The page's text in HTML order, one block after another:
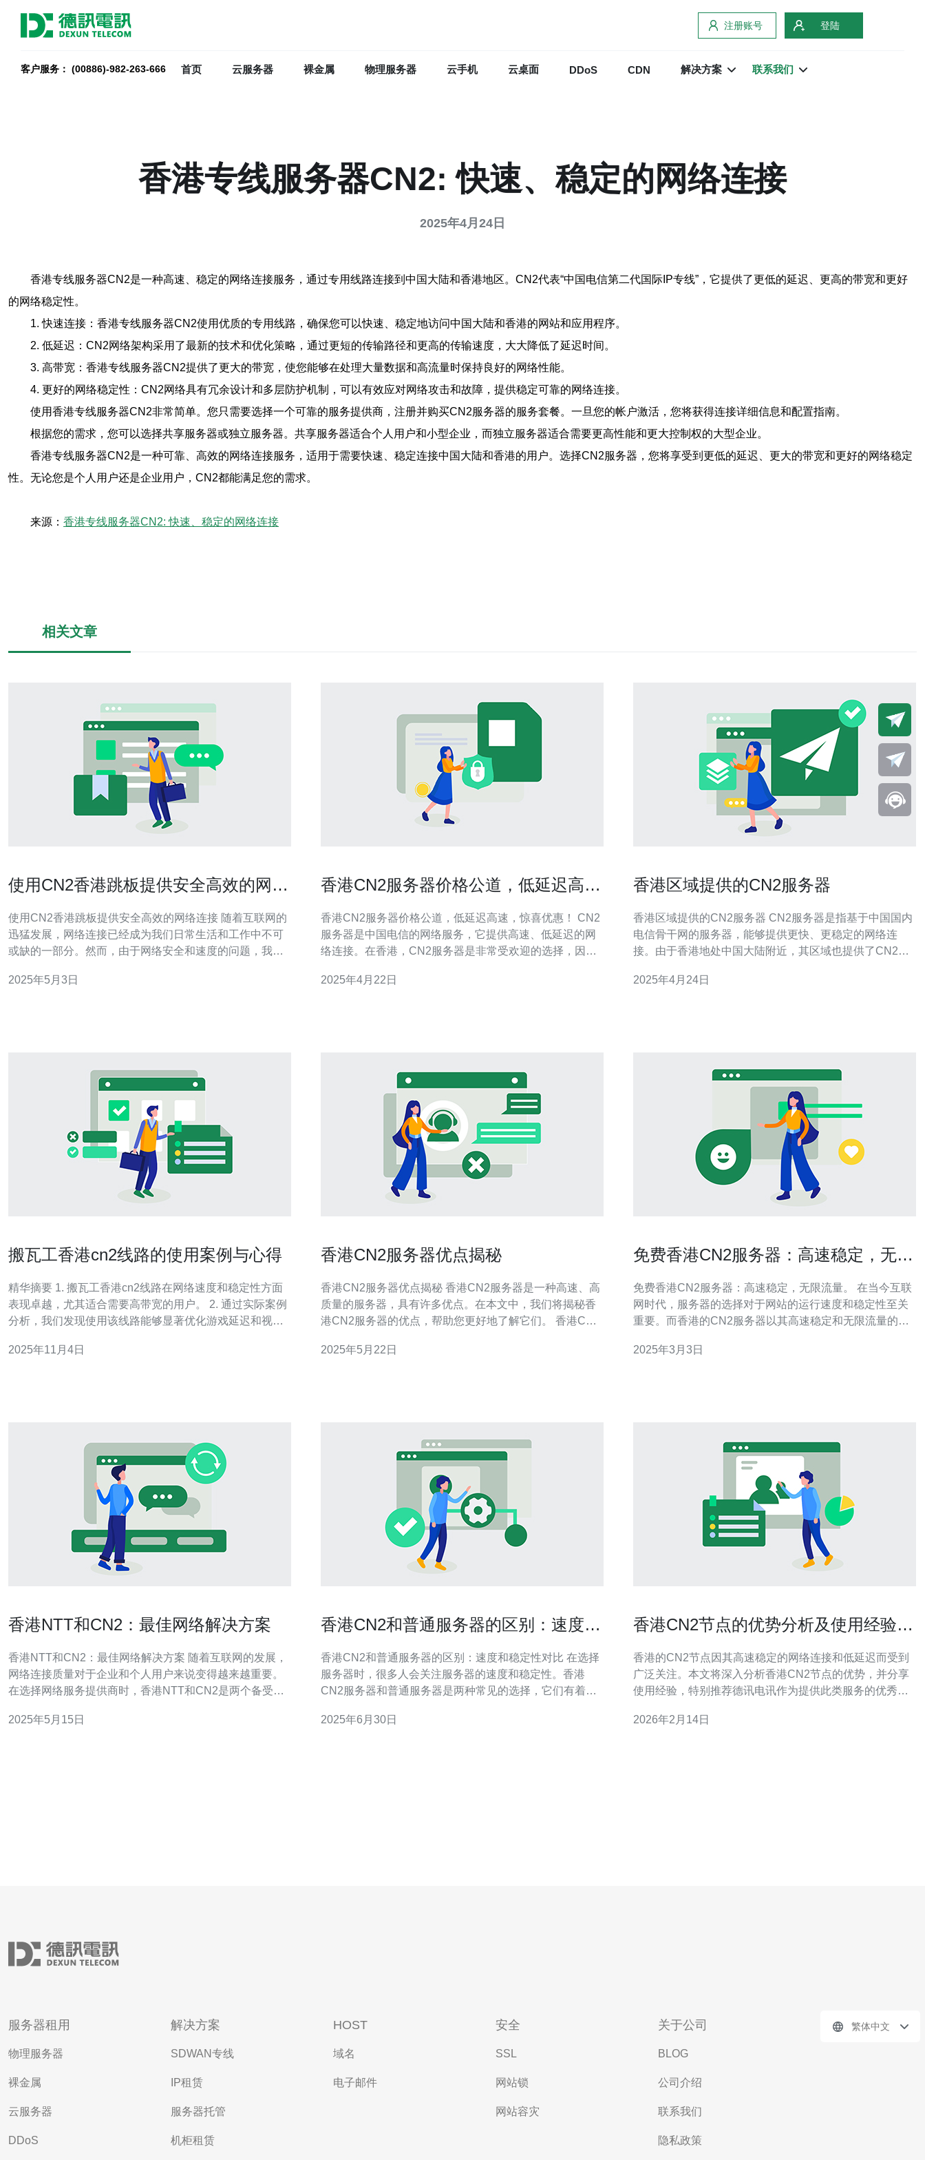
注册账号 登陆
客户服务： (00886)-982-263-666 首页 云服务器 裸金属 物理服务器 云手机 云桌面 DDoS CDN 解决方案 联系我们
香港专线服务器CN2: 快速、稳定的网络连接
2025年4月24日
香港专线服务器CN2是一种高速、稳定的网络连接服务，通过专用线路连接到中国大陆和香港地区。CN2代表“中国电信第二代国际IP专线”，它提供了更低的延迟、更高的带宽和更好
的网络稳定性。
1. 快速连接：香港专线服务器CN2使用优质的专用线路，确保您可以快速、稳定地访问中国大陆和香港的网站和应用程序。
2. 低延迟：CN2网络架构采用了最新的技术和优化策略，通过更短的传输路径和更高的传输速度，大大降低了延迟时间。
3. 高带宽：香港专线服务器CN2提供了更大的带宽，使您能够在处理大量数据和高流量时保持良好的网络性能。
4. 更好的网络稳定性：CN2网络具有冗余设计和多层防护机制，可以有效应对网络攻击和故障，提供稳定可靠的网络连接。
使用香港专线服务器CN2非常简单。您只需要选择一个可靠的服务提供商，注册并购买CN2服务器的服务套餐。一旦您的帐户激活，您将获得连接详细信息和配置指南。
根据您的需求，您可以选择共享服务器或独立服务器。共享服务器适合个人用户和小型企业，而独立服务器适合需要更高性能和更大控制权的大型企业。
香港专线服务器CN2是一种可靠、高效的网络连接服务，适用于需要快速、稳定连接中国大陆和香港的用户。选择CN2服务器，您将享受到更低的延迟、更大的带宽和更好的网络稳定
性。无论您是个人用户还是企业用户，CN2都能满足您的需求。
来源： 香港专线服务器CN2: 快速、稳定的网络连接
相关文章
使用CN2香港跳板提供安全高效的网络
使用CN2香港跳板提供安全高效的网络连接 随着互联网的
迅猛发展，网络连接已经成为我们日常生活和工作中不可
或缺的一部分。然而，由于网络安全和速度的问题，我们
题，CN2香港跳板成为了提供安全高效网络连接的最佳选
2025年5月3日
香港CN2服务器价格公道，低延迟高
香港CN2服务器价格公道，低延迟高速，惊喜优惠！ CN2
服务器是中国电信的网络服务，它提供高速、低延迟的网
络连接。在香港，CN2服务器是非常受欢迎的选择，因为
CN2服务器有许多优势，这使它成为许多用户的首
2025年4月22日
香港区域提供的CN2服务器
香港区域提供的CN2服务器 CN2服务器是指基于中国国内
电信骨干网的服务器，能够提供更快、更稳定的网络连
接。由于香港地处中国大陆附近，其区域也提供了CN2服
际化的城市，拥有先进的通信基础设施和便捷的网络连
2025年4月24日
搬瓦工香港cn2线路的使用案例与心得
精华摘要 1. 搬瓦工香港cn2线路在网络速度和稳定性方面
表现卓越，尤其适合需要高带宽的用户。 2. 通过实际案例
分析，我们发现使用该线路能够显著优化游戏延迟和视频
的丢包率和更高的安全性，极大提升了用户体验。 随着互
2025年11月4日
香港CN2服务器优点揭秘
香港CN2服务器优点揭秘 香港CN2服务器是一种高速、高
质量的服务器，具有许多优点。在本文中，我们将揭秘香
港CN2服务器的优点，帮助您更好地了解它们。 香港CN2
硬件设备，这些服务器能够提供稳定的服务，确保您的网
2025年5月22日
免费香港CN2服务器：高速稳定，无限
免费香港CN2服务器：高速稳定，无限流量。 在当今互联
网时代，服务器的选择对于网站的运行速度和稳定性至关
重要。而香港的CN2服务器以其高速稳定和无限流量的特
CN2服务器的优势和如何获取。 CN2服务器是指由中国电
2025年3月3日
香港NTT和CN2：最佳网络解决方案
香港NTT和CN2：最佳网络解决方案 随着互联网的发展，
网络连接质量对于企业和个人用户来说变得越来越重要。
在选择网络服务提供商时，香港NTT和CN2是两个备受推
为用户提供了最佳的网络解决方案。 香港NTT是一家知名
2025年5月15日
香港CN2和普通服务器的区别：速度和
香港CN2和普通服务器的区别：速度和稳定性对比 在选择
服务器时，很多人会关注服务器的速度和稳定性。香港
CN2服务器和普通服务器是两种常见的选择，它们有着不
以帮助读者更好地选择适合自己需求的服务器。 香港CN2
2025年6月30日
香港CN2节点的优势分析及使用经验分
香港的CN2节点因其高速稳定的网络连接和低延迟而受到
广泛关注。本文将深入分析香港CN2节点的优势，并分享
使用经验，特别推荐德讯电讯作为提供此类服务的优秀选
中国电信的网络架构，提供了优质的网络服务。与传统的
2026年2月14日
服务器租用
物理服务器
裸金属
云服务器
DDoS
解决方案
SDWAN专线
IP租赁
服务器托管
机柜租赁
HOST
域名
电子邮件
安全
SSL
网站锁
网站容灾
关于公司
BLOG
公司介绍
联系我们
隐私政策
繁体中文